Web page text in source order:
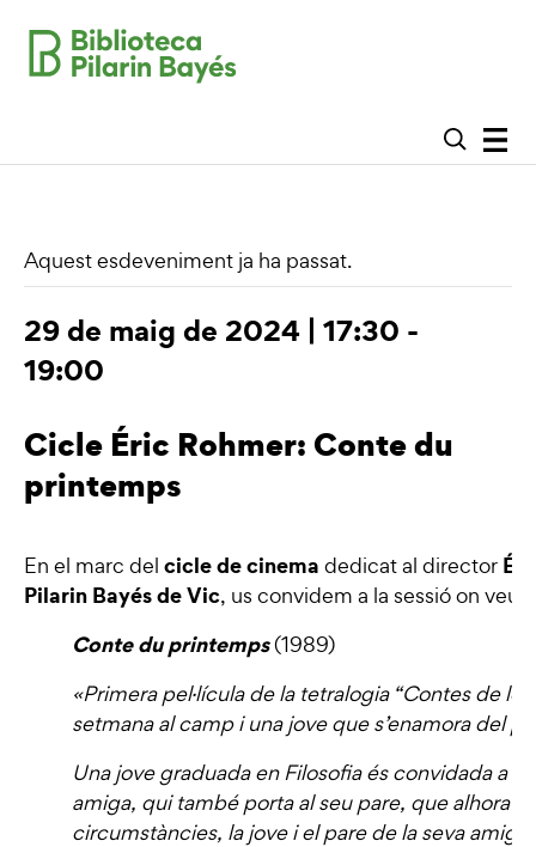
Aquest esdeveniment ja ha passat.
29 de maig de 2024 | 17:30 -
19:00
Cicle Éric Rohmer: Conte du
printemps
En el marc del cicle de cinema dedicat al director
Pilarin Bayés de Vic, us convidem a la sessió on
Conte du printemps(1989)
«Primera pel·lícula de la tetralogia “Contes de
setmana al camp i una jove que s’enamora del
Una jove graduada en Filosofia és convidada a
amiga, qui també porta al seu pare, que alhora
circumstàncies, la jove i el pare de la seva amiga